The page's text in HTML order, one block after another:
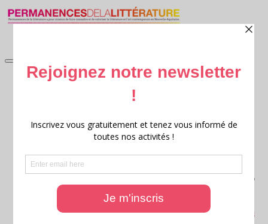
Littérature en jardin
Littérature en jardin 2026
Littérature en jardin 2025
Littérature en jardin 2024
Littérature en jardin 2022
Littérature en jardin 2021
Archives : Littérature en Jardin
Ritournelles, 20 ans de création littéraire transversale
Archives : Festival Ritournelles
Parcours scolaires
Les forêts de Gironde – Patrice Cablat // Création